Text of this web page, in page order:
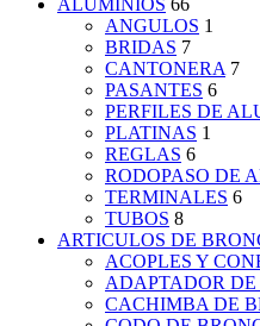
ALUMINIOS 66
ANGULOS 1
BRIDAS 7
CANTONERA 7
PASANTES 6
PERFILES DE
PLATINAS 1
REGLAS 6
RODOPASO DE
TERMINALES 6
TUBOS 8
ARTICULOS DE
ACOPLES Y
ADAPTADOR DE
CACHIMBA DE